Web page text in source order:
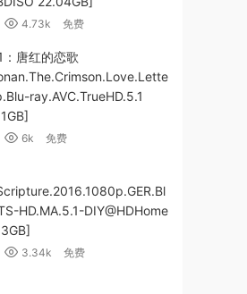
4.73k 免费
唐红的恋歌
ray.AVC.TrueHD.5.1
6k 免费
HD.MA.5.1-DIY@HDHome
3.34k 免费